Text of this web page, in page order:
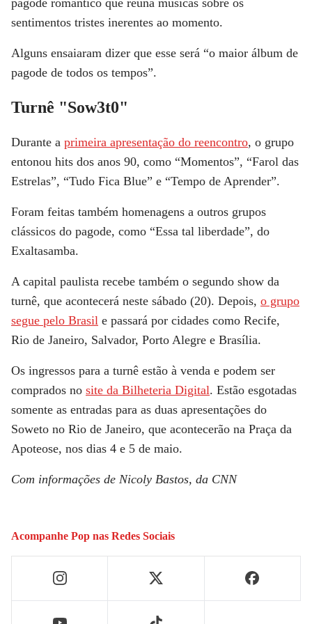
sentimentos tristes inerentes ao momento.
Alguns ensaiaram dizer que esse será “o maior álbum de
pagode de todos os tempos”.
Turnê "Sow3t0"
Durante a primeira apresentação do reencontro, o grupo
entonou hits dos anos 90, como “Momentos”, “Farol das
Estrelas”, “Tudo Fica Blue” e “Tempo de Aprender”.
Foram feitas também homenagens a outros grupos
clássicos do pagode, como “Essa tal liberdade”, do
Exaltasamba.
A capital paulista recebe também o segundo show da
turnê, que acontecerá neste sábado (20). Depois, o grupo
segue pelo Brasil e passará por cidades como Recife,
Rio de Janeiro, Salvador, Porto Alegre e Brasília.
Os ingressos para a turnê estão à venda e podem ser
comprados no site da Bilheteria Digital. Estão esgotadas
somente as entradas para as duas apresentações do
Soweto no Rio de Janeiro, que acontecerão na Praça da
Apoteose, nos dias 4 e 5 de maio.
Com informações de Nicoly Bastos, da CNN
Acompanhe Pop nas Redes Sociais